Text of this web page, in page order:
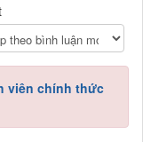
viên chính thức